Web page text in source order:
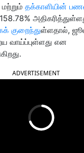
தக்காளியின்
குறைந்துள்ளதால்,
வாய்ப்புள்ளது என
ADVERTISEMENT